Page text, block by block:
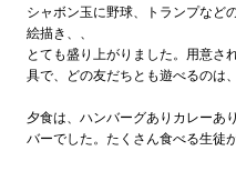
シャボン玉に野球、トランプなど
絵描き、、
とても盛り上がりました。用意さ
具で、どの友だちとも遊べるのは
夕食は、ハンバーグありカレーあ
バーでした。たくさん食べる生徒